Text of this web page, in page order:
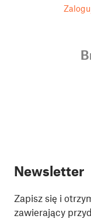
Newsletter
Zapisz się i
zawierający